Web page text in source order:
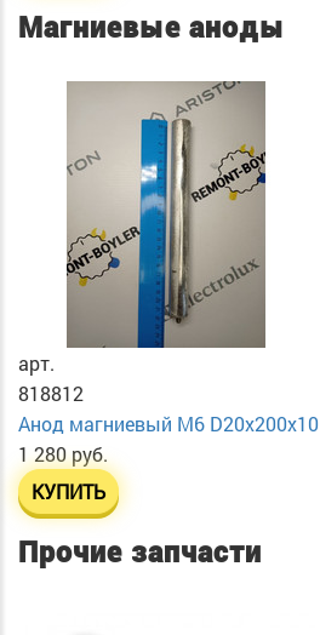
Магниевые аноды
арт.
818812
Анод магниевый М6 D20х200х10
1 280 руб.
КУПИТЬ
Прочие запчасти